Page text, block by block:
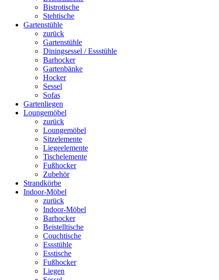
Bistrotische
Stehtische
Gartenstühle
zurück
Gartenstühle
Diningsessel / Essstühle
Barhocker
Gartenbänke
Hocker
Sessel
Sofas
Gartenliegen
Loungemöbel
zurück
Loungemöbel
Sitzelemente
Liegeelemente
Tischelemente
Fußhocker
Zubehör
Strandkörbe
Indoor-Möbel
zurück
Indoor-Möbel
Barhocker
Beistelltische
Couchtische
Essstühle
Esstische
Fußhocker
Liegen